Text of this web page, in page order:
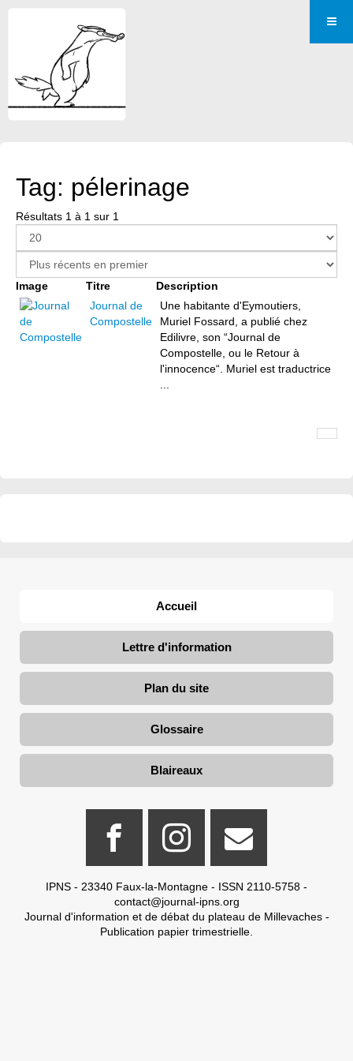
Tag: pélerinage
Résultats 1 à 1 sur 1
Image Titre
Description
Journal de
Compostelle
Une habitante d'Eymoutiers,
Muriel Fossard, a publié chez
Edilivre, son “Journal de
Compostelle, ou le Retour à
l'innocence“. Muriel est traductrice
Accueil
Lettre d'information
Plan du site
Glossaire
Blaireaux
IPNS - 23340 Faux-la-Montagne - ISSN 2110-5758 -
contact@journal-ipns.org
Journal d'information et de débat du plateau de Millevaches -
Publication papier trimestrielle.